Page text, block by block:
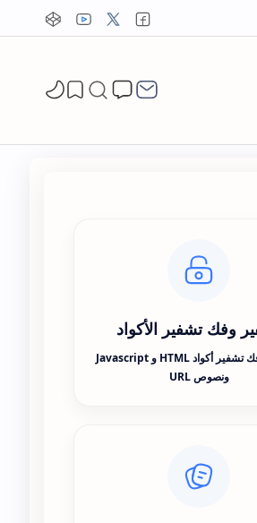
وفك تشفير الأكواد
تشفير أو فك تشفير أكواد HTML و Javascript
ونصوص URL